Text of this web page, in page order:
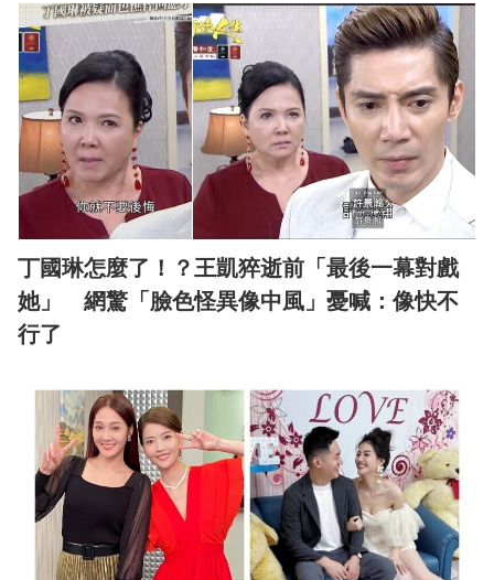
丁國琳怎麼了！？王凱猝逝前「最後一幕對戲
她」 網驚「臉色怪異像中風」憂喊：像快不
行了